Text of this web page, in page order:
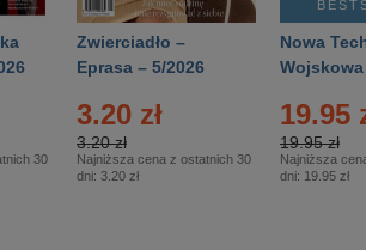
30
Zwierciadło –
Eprasa – 5/2026
3.20 zł
3.20 zł
Najniższa cena z ostatnich 30
dni: 3.20 zł
Nowa
Wojskowa
19.95
19.95 zł
Najniższa
dni: 19.95 zł